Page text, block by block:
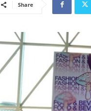
Share